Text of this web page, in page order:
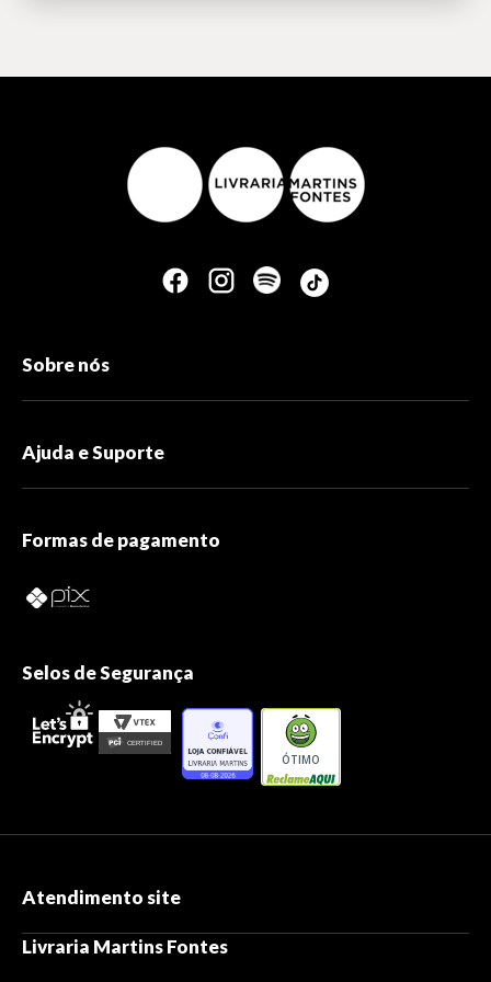
Sobre nós
Ajuda e Suporte
Formas de pagamento
Selos de Segurança
ÓTIMO
Atendimento site
Livraria Martins Fontes